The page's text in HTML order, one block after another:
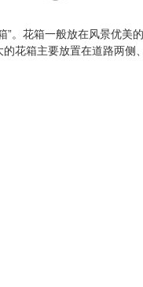
花箱一般放在风景优美
花箱主要放置在道路两